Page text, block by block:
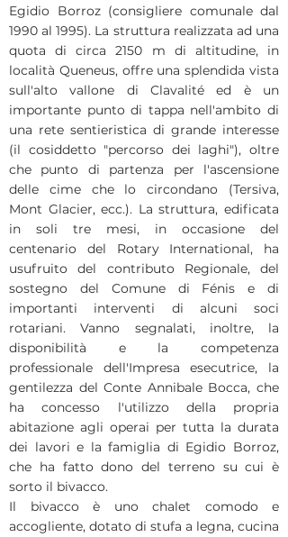
Egidio Borroz (consigliere comunale dal
1990 al 1995). La struttura realizzata ad una
quota di circa 2150 m di altitudine, in
località Queneus, offre una splendida vista
sull'alto vallone di Clavalité ed è un
importante punto di tappa nell'ambito di
una rete sentieristica di grande interesse
(il cosiddetto "percorso dei laghi"), oltre
che punto di partenza per l'ascensione
delle cime che lo circondano (Tersiva,
Mont Glacier, ecc.). La struttura, edificata
in soli tre mesi, in occasione del
centenario del Rotary International, ha
usufruito del contributo Regionale, del
sostegno del Comune di Fénis e di
importanti interventi di alcuni soci
rotariani. Vanno segnalati, inoltre, la
disponibilità e la competenza
professionale dell'Impresa esecutrice, la
gentilezza del Conte Annibale Bocca, che
ha concesso l'utilizzo della propria
abitazione agli operai per tutta la durata
dei lavori e la famiglia di Egidio Borroz,
che ha fatto dono del terreno su cui è
sorto il bivacco.
Il bivacco è uno chalet comodo e
accogliente, dotato di stufa a legna, cucina